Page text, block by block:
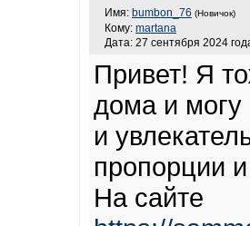
Имя: bumbon_76 (Новичок)
Кому: martana
Дата: 27 сентября 2024
Привет! Я
дома и могу
и
пропорции
На сайте